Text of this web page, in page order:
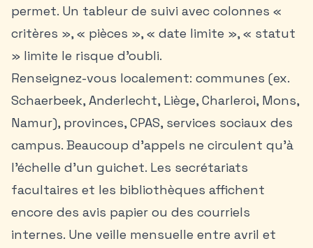
permet. Un tableur de suivi avec colonnes «
critères », « pièces », « date limite », « statut
» limite le risque d’oubli.
Renseignez-vous localement: communes (ex.
Schaerbeek, Anderlecht, Liège, Charleroi, Mons,
Namur), provinces, CPAS, services sociaux des
campus. Beaucoup d’appels ne circulent qu’à
l’échelle d’un guichet. Les secrétariats
facultaires et les bibliothèques affichent
encore des avis papier ou des courriels
internes. Une veille mensuelle entre avril et